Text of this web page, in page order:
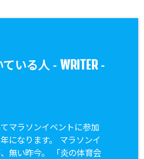
ている人 - WRITER-
マラソンイベントに参加
になります。 マラソンイ
無い昨今。 「炎の体育会